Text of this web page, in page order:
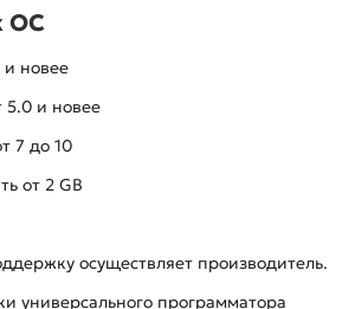
ОС
и новее
5.0 и новее
7 до 10
от 2 GB
осуществляет производитель.
универсального программатора